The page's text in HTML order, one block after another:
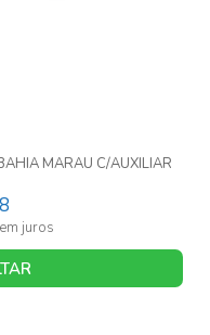
MARAU C/AUXILIAR
juros